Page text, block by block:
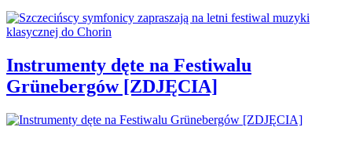
Instrumenty dęte na Festiwalu
Grünebergów [ZDJĘCIA]